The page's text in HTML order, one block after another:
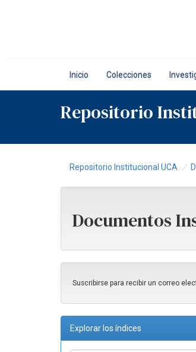
Inicio Colecciones
Repositorio
Repositorio Institucional UCA
Documentos
Suscribirse para recibir un correo
Explorar los índices